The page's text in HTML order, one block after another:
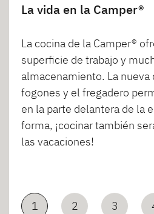
La vida en la Camper®
La cocina de la Camper®
superficie de trabajo y
almacenamiento. La
fogones y el fregadero
en la parte delantera de la
forma, ¡cocinar también
las vacaciones!
1 2 3